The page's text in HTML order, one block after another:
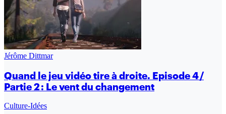
Jérôme Dittmar
Quand le jeu vidéo tire à droite. Episode 4 /
Partie 2 : Le vent du changement
Culture-Idées